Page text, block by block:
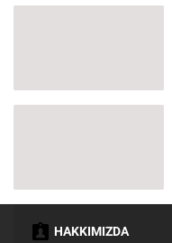
HAKKIMIZDA